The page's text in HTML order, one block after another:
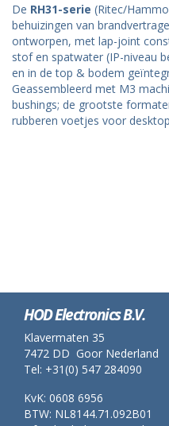
De RH31-serie (Ritec/
behuizingen van
ontworpen, met lap-joint
stof en spatwater (IP-niveau
en in de top & bodem
Geassembleerd met M3
bushings; de grootste
rubberen voetjes voor
HOD Electronics B.V.
Klavermaten 35
7472 DD Goor Nederland
Tel: +31(0) 547 284090
KvK: 0608 6956
BTW: NL8144.71.092B01